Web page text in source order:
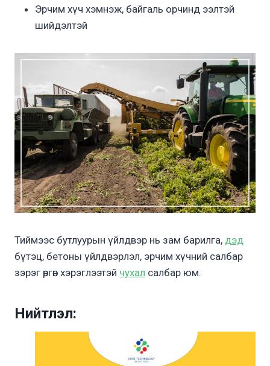
Эрчим хүч хэмнэж, байгаль орчинд ээлтэй
шийдэлтэй
Тиймээс бутлуурын үйлдвэр нь зам барилга, дэд
бүтэц, бетоны үйлдвэрлэл, эрчим хүчний салбар
зэрэг өргөн хэрэглээтэй чухал салбар юм.
Нийтлэл: